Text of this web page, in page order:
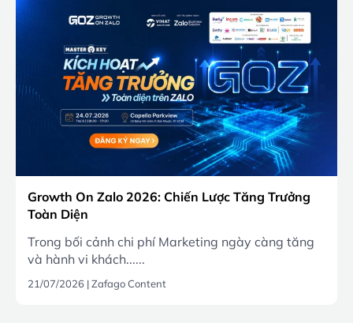
Growth On Zalo 2026: Chiến Lược Tăng Trưởng
Toàn Diện
Trong bối cảnh chi phí Marketing ngày càng tăng
và hành vi khách......
21/07/2026 |Zafago Content